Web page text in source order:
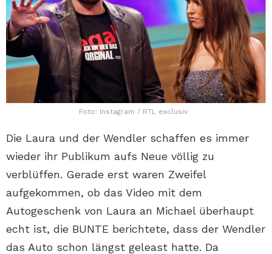
Foto: Instagram / RTL exclusiv
Die Laura und der Wendler schaffen es immer
wieder ihr Publikum aufs Neue völlig zu
verblüffen. Gerade erst waren Zweifel
aufgekommen, ob das Video mit dem
Autogeschenk von Laura an Michael überhaupt
echt ist, die BUNTE berichtete, dass der Wendler
das Auto schon längst geleast hatte. Da